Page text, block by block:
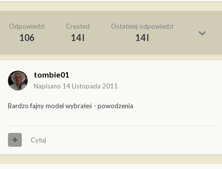
Odpowiedzi
106
Created
14 l
Ostatniej odpowiedzi
14 l
tombie01
Napisano 14 Listopada 2011
Bardzo fajny model wybrałeś - powodzenia
Cytuj